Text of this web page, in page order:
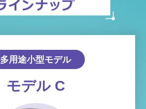
多用途小型モデル
モデル C